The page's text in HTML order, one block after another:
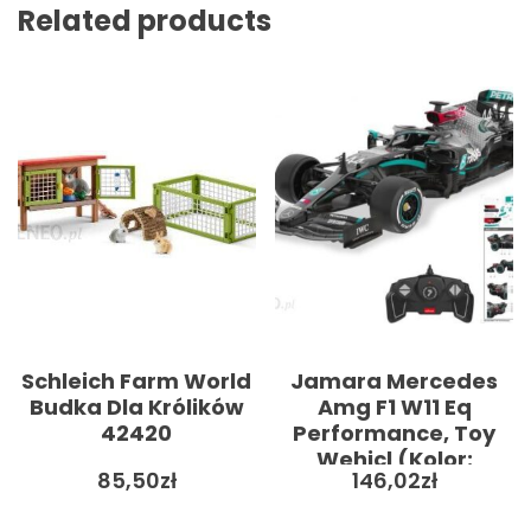
Related products
Schleich Farm World
Budka Dla Królików
42420
85,50zł
Jamara Mercedes
Amg F1 W11 Eq
Performance, Toy
Wehicl (Kolor:
Czarny, 1:18)
146,02zł